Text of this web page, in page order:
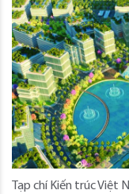
Tạp chí Kiến trúc Việt